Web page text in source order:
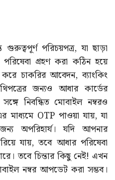
পরিচয়পত্র, যা ছাড়া
গ্রহণ করা কঠিন হয়ে
চাকরির আবেদন, ব্যাংকিং
জন্যও আধার কার্ডের
নিবন্ধিত মোবাইল নম্বরও
মাধ্যমে OTP পাওয়া যায়, যা
জন্য অপরিহার্য। যদি আপনার
যায়, তবে আধার পরিষেবা
তবে চিন্তার কিছু নেই! এখন
নম্বর আপডেট করা সম্ভব।